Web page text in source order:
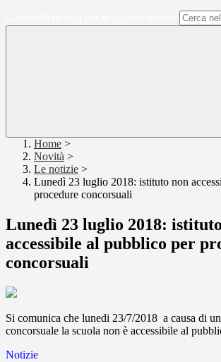
Home >
Novità >
Le notizie >
Lunedì 23 luglio 2018: istituto non
procedure concorsuali
Lunedì 23 luglio 2018:
accessibile al pubblico per
concorsuali
Si comunica che lunedi 23/7/2018 a causa di
concorsuale la scuola non è accessibile al
Notizie